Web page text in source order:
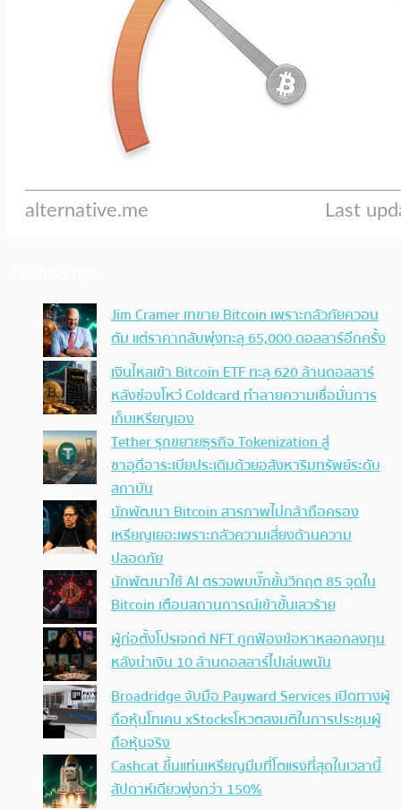
Jim Cramer เทขาย Bitcoin เพราะกลัวภัยควอน
ตัม แต่ราคากลับพุ่งทะลุ 65,000 ดอลลาร์อีกครั้ง
เงินไหลเข้า Bitcoin ETF ทะลุ 620 ล้านดอลลาร์
หลังช่องโหว่ Coldcard ทำลายความเชื่อมั่นการ
เก็บเหรียญเอง
Tether รุกขยายธุรกิจ Tokenization สู่
ซาอุดีอาระเบียประเดิมด้วยอสังหาริมทรัพย์ระดับ
สถาบัน
นักพัฒนา Bitcoin สารภาพไม่กล้าถือครอง
เหรียญเยอะเพราะกลัวความเสี่ยงด้านความ
ปลอดภัย
นักพัฒนาใช้ AI ตรวจพบบั๊กขั้นวิกฤต 85 จุดใน
Bitcoin เตือนสถานการณ์เข้าขั้นเลวร้าย
ผู้ก่อตั้งโปรเจกต์ NFT ถูกฟ้องข้อหาหลอกลงทุน
หลังนำเงิน 10 ล้านดอลลาร์ไปเล่นพนัน
Broadridge จับมือ Payward Services เปิดทางผู้
ถือหุ้นโทเคน xStocksโหวตลงมติในการประชุมผู้
ถือหุ้นจริง
Cashcat ขึ้นแท่นเหรียญมีมที่โตแรงที่สุดในเวลานี้
สัปดาห์เดียวพุ่งกว่า 150%